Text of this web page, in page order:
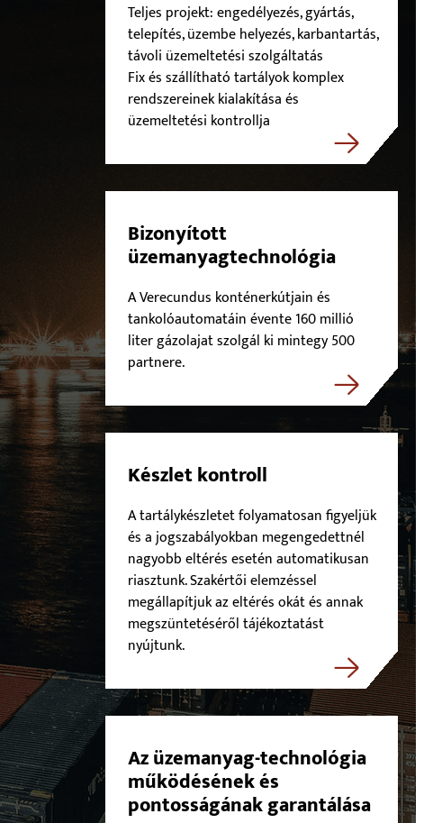
Teljes projekt: engedélyezés, gyártás,
telepítés, üzembe helyezés, karbantartás,
távoli üzemeltetési szolgáltatás
Fix és szállítható tartályok komplex
rendszereinek kialakítása és
üzemeltetési kontrollja
Bizonyított
üzemanyagtechnológia
A Verecundus konténerkútjain és
tankolóautomatáin évente 160 millió
liter gázolajat szolgál ki mintegy 500
partnere.
Készlet kontroll
A tartálykészletet folyamatosan figyeljük
és a jogszabályokban megengedettnél
nagyobb eltérés esetén automatikusan
riasztunk. Szakértői elemzéssel
megállapítjuk az eltérés okát és annak
megszüntetéséről tájékoztatást
nyújtunk.
Az üzemanyag-technológia
működésének és
pontosságának garantálása